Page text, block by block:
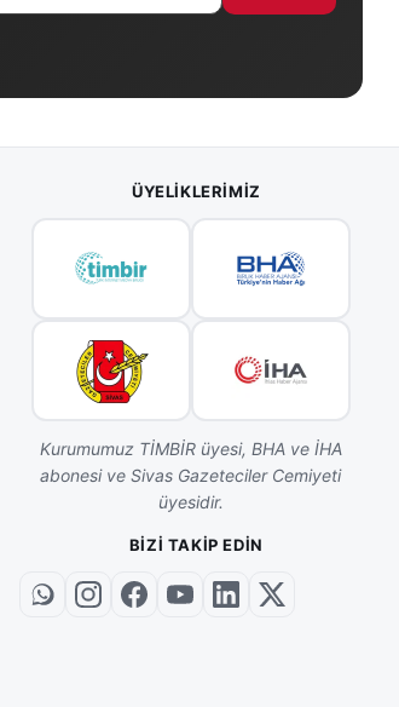
ÜYELIKLERIMIZ
Kurumumuz TİMBİR üyesi, BHA ve İHA
abonesi ve Sivas Gazeteciler Cemiyeti
üyesidir.
BIZI TAKIP EDIN